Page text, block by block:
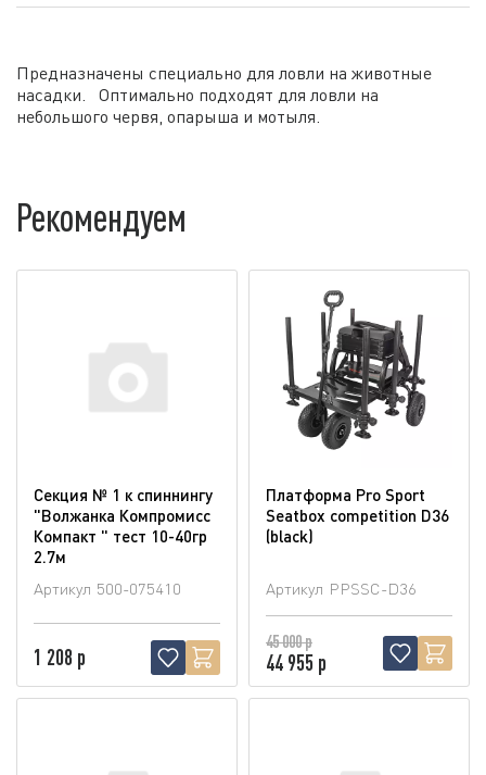
Предназначены специально для ловли на животные
насадки. Оптимально подходят для ловли на
небольшого червя, опарыша и мотыля.
Рекомендуем
Секция № 1 к спиннингу
"Волжанка Компромисс
Компакт " тест 10-40гр
2.7м
Артикул 500-075410
1 208 р
Платформа Pro Sport
Seatbox competition D36
(blaсk)
Артикул PPSSC-D36
45 000 р
44 955 р